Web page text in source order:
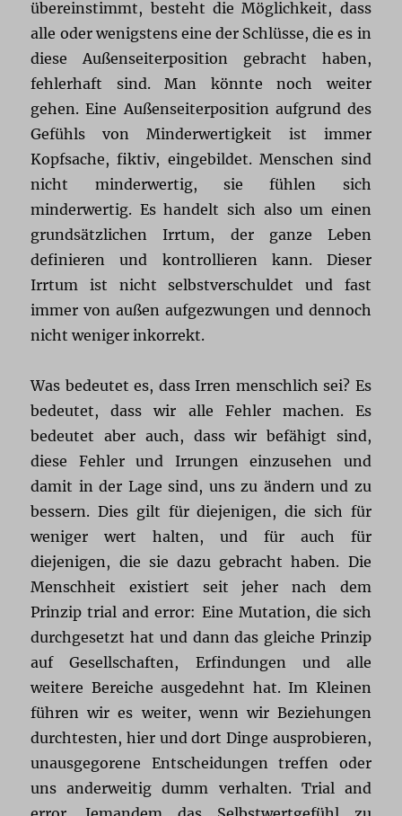
übereinstimmt, besteht die Möglichkeit, dass
alle oder wenigstens eine der Schlüsse, die es in
diese Außenseiterposition gebracht haben,
fehlerhaft sind. Man könnte noch weiter
gehen. Eine Außenseiterposition aufgrund des
Gefühls von Minderwertigkeit ist immer
Kopfsache, fiktiv, eingebildet. Menschen sind
nicht minderwertig, sie fühlen sich
minderwertig. Es handelt sich also um einen
grundsätzlichen Irrtum, der ganze Leben
definieren und kontrollieren kann. Dieser
Irrtum ist nicht selbstverschuldet und fast
immer von außen aufgezwungen und dennoch
nicht weniger inkorrekt.
Was bedeutet es, dass Irren menschlich sei? Es
bedeutet, dass wir alle Fehler machen. Es
bedeutet aber auch, dass wir befähigt sind,
diese Fehler und Irrungen einzusehen und
damit in der Lage sind, uns zu ändern und zu
bessern. Dies gilt für diejenigen, die sich für
weniger wert halten, und für auch für
diejenigen, die sie dazu gebracht haben. Die
Menschheit existiert seit jeher nach dem
Prinzip trial and error: Eine Mutation, die sich
durchgesetzt hat und dann das gleiche Prinzip
auf Gesellschaften, Erfindungen und alle
weitere Bereiche ausgedehnt hat. Im Kleinen
führen wir es weiter, wenn wir Beziehungen
durchtesten, hier und dort Dinge ausprobieren,
unausgegorene Entscheidungen treffen oder
uns anderweitig dumm verhalten. Trial and